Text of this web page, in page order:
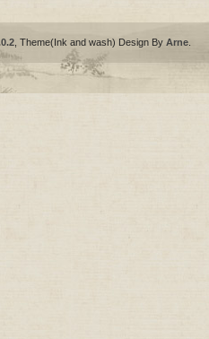
, Theme(Ink and wash) Design By Arne